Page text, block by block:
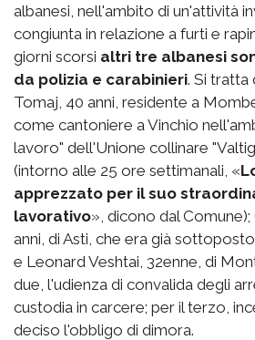
albanesi, nell'ambito di un'attività
congiunta in relazione a furti e
giorni scorsi altri tre albanesi
da polizia e carabinieri. Si tratta
Tomaj, 40 anni, residente a
come cantoniere a Vinchio
lavoro" dell'Unione collinare
(intorno alle 25 ore settimanali, «
apprezzato per il suo
lavorativo», dicono dal
anni, di Asti, che era già
e Leonard Veshtai, 32enne, di
due, l'udienza di convalida degli
custodia in carcere; per il terzo,
deciso l'obbligo di dimora.